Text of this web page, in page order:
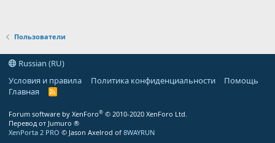
Пользователи
Russian (RU)
Условия и правила
Политика конфиденциальности
Помощь
Главная
R
Forum software by XenForo® © 2010-2020 XenForo Ltd.
Перевод от Jumuro ®
XenPorta 2 PRO © Jason Axelrod of 8WAYRUN